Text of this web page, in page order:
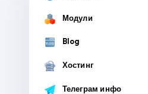
Модули
Blog
Хостинг
Телеграм инфо